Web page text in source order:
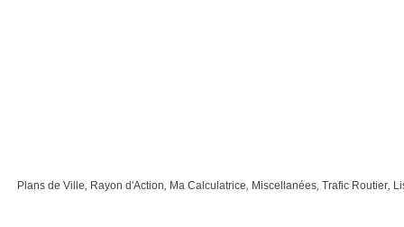
Plans de Ville, Rayon d'Action, Ma Calculatrice, Miscellanées, Trafic Routier,